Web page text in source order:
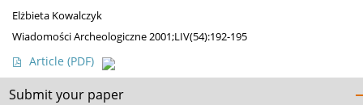
Elżbieta Kowalczyk
Wiadomości Archeologiczne 2001;LIV(54):192-195
Article (PDF)
Submit your paper